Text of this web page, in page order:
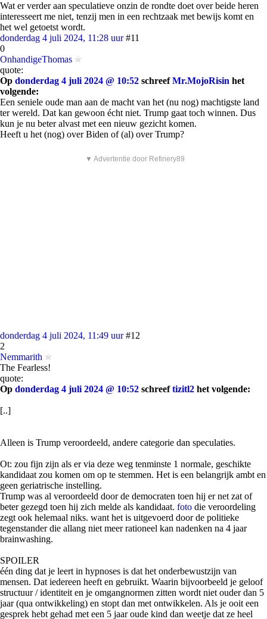
Wat er verder aan speculatieve onzin de rondte doet over beide heren
interesseert me niet, tenzij men in een rechtzaak met bewijs komt en
het wel getoetst wordt.
donderdag 4 juli 2024, 11:28 uur #11
0
OnhandigeThomas
quote:
Op donderdag 4 juli 2024 @ 10:52 schreefMr.MojoRisin het
volgende:
Een seniele oude man aan de macht van het (nu nog) machtigste land
ter wereld. Dat kan gewoon écht niet. Trump gaat toch winnen. Dus
kun je nu beter alvast met een nieuw gezicht komen.
Heeft u het (nog) over Biden of (al) over Trump?
▼ Advertentie door Refinery89
donderdag 4 juli 2024, 11:49 uur #12
2
Nemmarith
The Fearless!
quote:
Op donderdag 4 juli 2024 @ 10:52 schreeftizitl2 het volgende:
[..]
Alleen is Trump veroordeeld, andere categorie dan speculaties.
Ot: zou fijn zijn als er via deze weg tenminste 1 normale, geschikte
kandidaat zou komen om op te stemmen. Het is een belangrijk ambt en
geen geriatrische instelling.
Trump was al veroordeeld door de democraten toen hij er net zat of
beter gezegd toen hij zich melde als kandidaat. foto die veroordeling
zegt ook helemaal niks. want het is uitgevoerd door de politieke
tegenstander die allang niet meer rationeel kan nadenken na 4 jaar
brainwashing.
SPOILER
één ding dat je leert in hypnoses is dat het onderbewustzijn van
mensen. Dat iedereen heeft en gebruikt. Waarin bijvoorbeeld je geloof
structuur / identiteit en je omgangnormen zitten wordt niet ouder dan 5
jaar (qua ontwikkeling) en stopt dan met ontwikkelen. Als je ooit een
gesprek hebt gehad met een 5 jaar oude kind dan weetje dat ze heel